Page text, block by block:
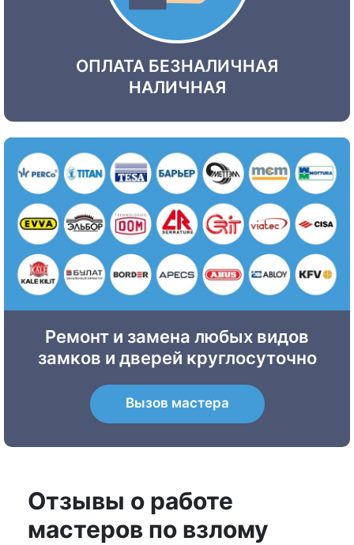
ОПЛАТА БЕЗНАЛИЧНАЯ
НАЛИЧНАЯ
Ремонт и замена любых видов
замков и дверей круглосуточно
Вызов мастера
Отзывы о работе
мастеров по взлому